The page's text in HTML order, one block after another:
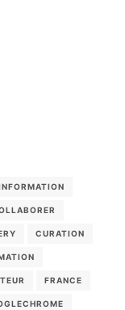
CURATION
FRANCE